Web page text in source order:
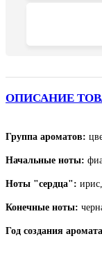
ОПИСАНИЕ
Группа ароматов:
Начальные ноты:
Ноты "сердца":
Конечные ноты:
Год создания